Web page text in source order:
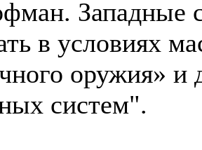
Западные
в условиях
оружия»
систем".